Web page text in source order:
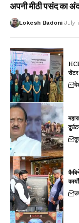
अपनी मीठी पसंद का
Lokesh Badoni July
सेंटर